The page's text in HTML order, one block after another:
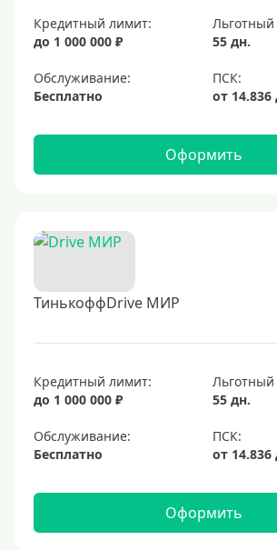
Кредитный лимит:
до 1 000 000 ₽
55 дн.
Обслуживание:
Бесплатно
Оформить
ТинькоффDrive МИР
Кредитный лимит:
до 1 000 000 ₽
55 дн.
Обслуживание:
Бесплатно
Оформить